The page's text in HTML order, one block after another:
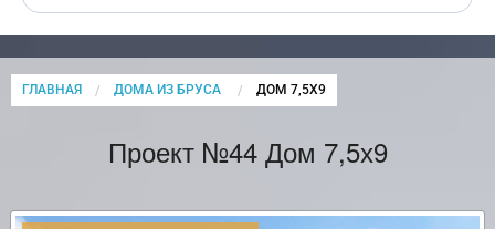
ГЛАВНАЯ ДОМА ИЗ БРУСА CURRENT:
ДОМ 7,5Х9
Проект №44 Дом 7,5х9